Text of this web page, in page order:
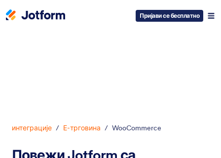
Пријави се бесплатно
интеграције / Е-трговина / WooCommerce